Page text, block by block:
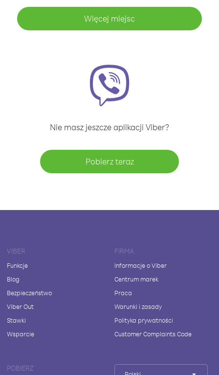
Więcej miejsc
Nie masz jeszcze aplikacji Viber?
Pobierz teraz
VIBER
Funkcje
Blog
Bezpieczeństwo
Viber Out
Stawki
Wsparcie
FIRMA
Informacje o Viber
Centrum marek
Praca
Warunki i zasady
Polityka prywatności
Customer Complaints Code
POBIERZ